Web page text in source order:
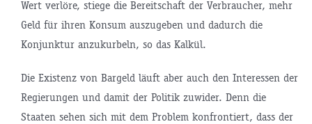
Wert verlöre, stiege die Bereitschaft der Verbraucher, mehr
Geld für ihren Konsum auszugeben und dadurch die
Konjunktur anzukurbeln, so das Kalkül.
Die Existenz von Bargeld läuft aber auch den Interessen der
Regierungen und damit der Politik zuwider. Denn die
Staaten sehen sich mit dem Problem konfrontiert, dass der